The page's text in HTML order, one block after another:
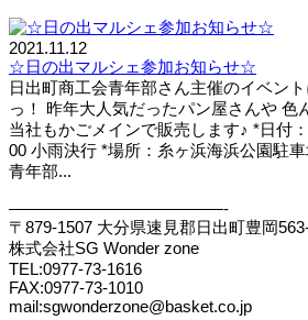
2021.11.12
☆日の出マルシェ参加お知らせ☆
日出町商工会青年部さん主催のイベン
っ！ 昨年大人気だったパン屋さんや 色
当社もかごメインで販売します♪ *日付
00 小雨決行 *場所：糸ヶ浜海浜公園駐
青年部...
—————————————-
〒879-1507 大分県速見郡日出町豊岡
株式会社SG Wonder zone
TEL:0977-73-1616
FAX:0977-73-1010
mail:sgwonderzone@basket.co.jp